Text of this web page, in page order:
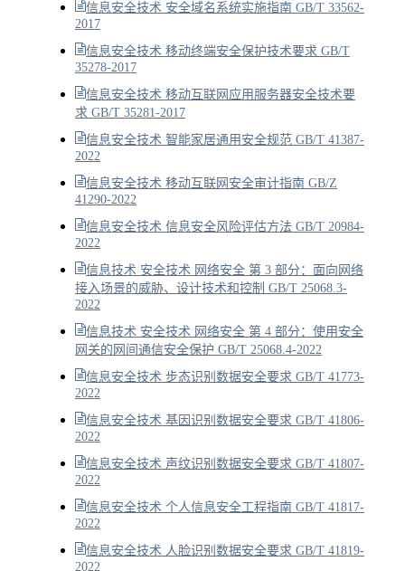
信息安全技术 安全域名系统实施指南 GB/T 33562-
2017
信息安全技术 移动终端安全保护技术要求 GB/T
35278-2017
信息安全技术 移动互联网应用服务器安全技术要
求 GB/T 35281-2017
信息安全技术 智能家居通用安全规范 GB/T 41387-
2022
信息安全技术 移动互联网安全审计指南 GB/Z
41290-2022
信息安全技术 信息安全风险评估方法 GB/T 20984-
2022
信息技术 安全技术 网络安全 第 3 部分：面向网络
接入场景的威胁、设计技术和控制 GB/T 25068.3-
2022
信息技术 安全技术 网络安全 第 4 部分：使用安全
网关的网间通信安全保护 GB/T 25068.4-2022
信息安全技术 步态识别数据安全要求 GB/T 41773-
2022
信息安全技术 基因识别数据安全要求 GB/T 41806-
2022
信息安全技术 声纹识别数据安全要求 GB/T 41807-
2022
信息安全技术 个人信息安全工程指南 GB/T 41817-
2022
信息安全技术 人脸识别数据安全要求 GB/T 41819-
2022